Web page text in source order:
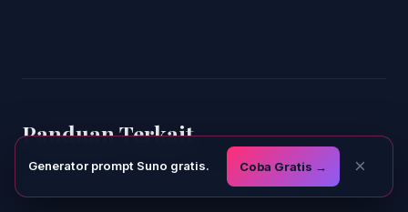
Panduan Terkait
Dalami aspek-aspek spesifik dari prompt Suno:
Generator prompt Suno gratis. Coba Gratis → ×